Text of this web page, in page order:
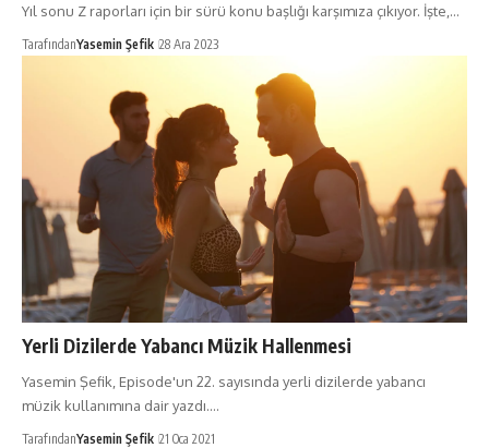
Yıl sonu Z raporları için bir sürü konu başlığı karşımıza çıkıyor. İşte,…
TarafındanYasemin Şefik 28 Ara 2023
Yerli Dizilerde Yabancı Müzik Hallenmesi
Yasemin Şefik, Episode'un 22. sayısında yerli dizilerde yabancı
müzik kullanımına dair yazdı.…
TarafındanYasemin Şefik 21 Oca 2021